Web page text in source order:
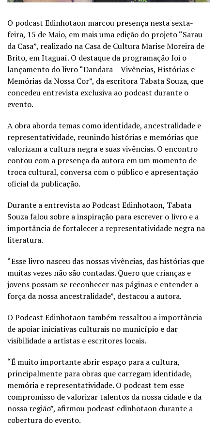
O podcast Edinhotaon marcou presença nesta sexta-
feira, 15 de Maio, em mais uma edição do projeto “Sarau
da Casa”, realizado na Casa de Cultura Marise Moreira de
Brito, em Itaguaí. O destaque da programação foi o
lançamento do livro “Dandara – Vivências, Histórias e
Memórias da Nossa Cor”, da escritora Tabata Souza, que
concedeu entrevista exclusiva ao podcast durante o
evento.
A obra aborda temas como identidade, ancestralidade e
representatividade, reunindo histórias e memórias que
valorizam a cultura negra e suas vivências. O encontro
contou com a presença da autora em um momento de
troca cultural, conversa com o público e apresentação
oficial da publicação.
Durante a entrevista ao Podcast Edinhotaon, Tabata
Souza falou sobre a inspiração para escrever o livro e a
importância de fortalecer a representatividade negra na
literatura.
“Esse livro nasceu das nossas vivências, das histórias que
muitas vezes não são contadas. Quero que crianças e
jovens possam se reconhecer nas páginas e entender a
força da nossa ancestralidade”, destacou a autora.
O Podcast Edinhotaon também ressaltou a importância
de apoiar iniciativas culturais no município e dar
visibilidade a artistas e escritores locais.
“É muito importante abrir espaço para a cultura,
principalmente para obras que carregam identidade,
memória e representatividade. O podcast tem esse
compromisso de valorizar talentos da nossa cidade e da
nossa região”, afirmou podcast edinhotaon durante a
cobertura do evento.